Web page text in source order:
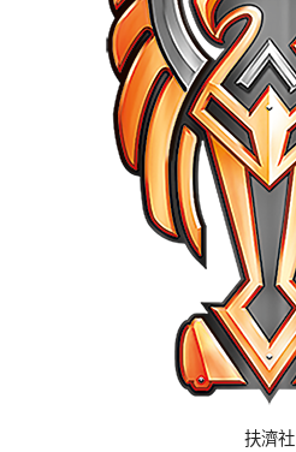
扶濟社